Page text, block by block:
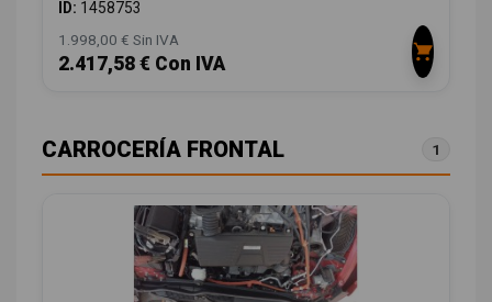
ID: 1458753
1.998,00 € Sin IVA
2.417,58 € Con IVA
CARROCERÍA FRONTAL 1